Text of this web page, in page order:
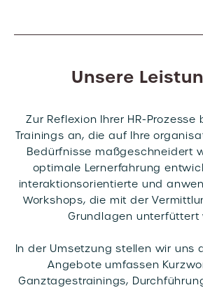
Unsere
Zur Reflexion Ihrer HR-
Trainings an, die auf Ihre
Bedürfnisse maßgeschneidert
optimale Lernerfahrung
interaktionsorientierte und
Workshops, die mit der
Grundlagen unterfüttert
In der Umsetzung stellen wir uns
Angebote umfassen
Ganztagestrainings,